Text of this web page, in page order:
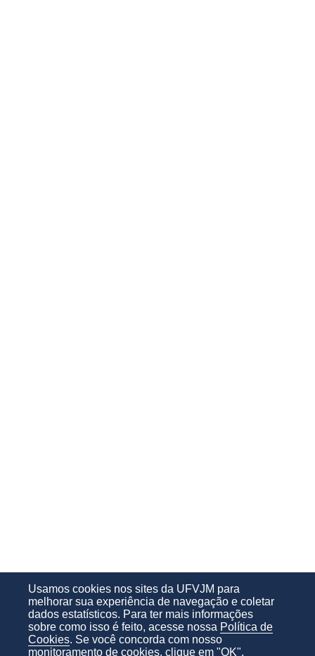
Usamos cookies nos sites da UFVJM para
melhorar sua experiência de navegação e coletar
dados estatísticos. Para ter mais informações
sobre como isso é feito, acesse nossa Política de
Cookies. Se você concorda com nosso
monitoramento de cookies, clique em "OK".